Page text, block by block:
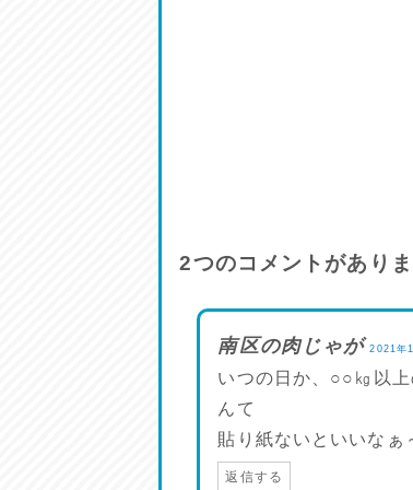
2つのコメントがあり
南区の肉じゃが 2021年
いつの日か、○○㎏以
んて
貼り紙ないといいなぁ
返信する